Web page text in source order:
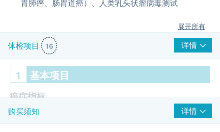
胃肺癌、肠胃道癌）、人类乳头状瘤病毒测试
展开所有
体检项目 16 详情
1 基本项目
癌症指标
甲种胎蛋白 (肝癌)
购买须知 详情